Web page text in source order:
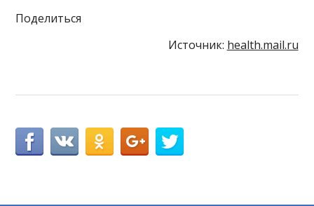
Поделиться
Источник: health.mail.ru